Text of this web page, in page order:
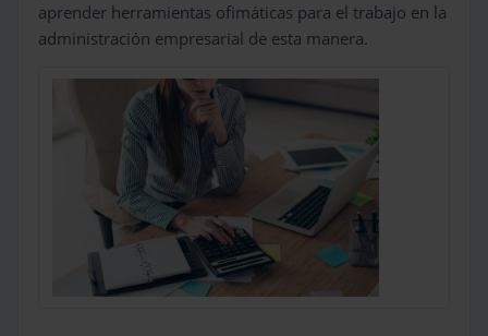
aprender herramientas ofimáticas para el trabajo en la
administración empresarial de esta manera.